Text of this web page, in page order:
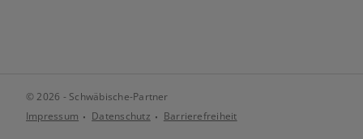
© 2026 - Schwäbische-Partner
Impressum
Datenschutz Barrierefreiheit